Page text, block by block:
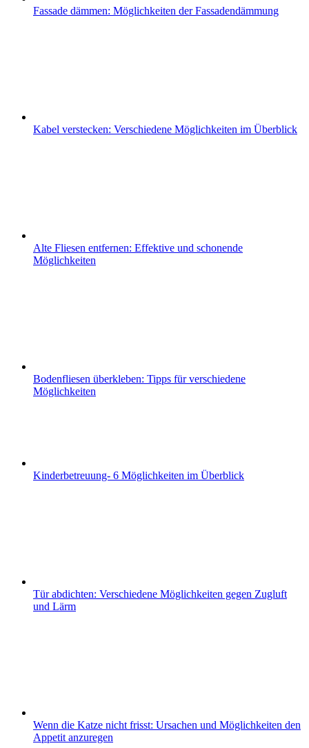
Fassade dämmen: Möglichkeiten der Fassadendämmung
Kabel verstecken: Verschiedene Möglichkeiten im Überblick
Alte Fliesen entfernen: Effektive und schonende
Möglichkeiten
Bodenfliesen überkleben: Tipps für verschiedene
Möglichkeiten
Kinderbetreuung- 6 Möglichkeiten im Überblick
Tür abdichten: Verschiedene Möglichkeiten gegen Zugluft
und Lärm
Wenn die Katze nicht frisst: Ursachen und Möglichkeiten den
Appetit anzuregen